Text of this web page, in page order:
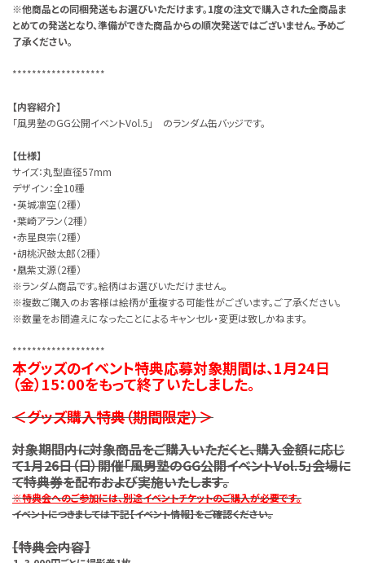
※他商品との同梱発送もお選びいただけます。1度の注文で購入された全商品ま
とめての発送となり、準備ができた商品からの順次発送ではございません。予めご
了承ください。
*******************
【内容紹介】
「風男塾のGG公開イベントVol.5」 のランダム缶バッジです。
【仕様】
サイズ：丸型直径57mm
デザイン：全10種
・英城凛空（2種）
・葉崎アラン（2種）
・赤星良宗（2種）
・胡桃沢鼓太郎（2種）
・凰紫丈源（2種）
※ランダム商品です。絵柄はお選びいただけません。
※複数ご購入のお客様は絵柄が重複する可能性がございます。ご了承ください。
※数量をお間違えになったことによるキャンセル・変更は致しかねます。
*******************
本グッズのイベント特典応募対象期間は、1月24日
（金）15：00をもって終了いたしました。
＜グッズ購入特典（期間限定）＞
対象期間内に対象商品をご購入いただくと、購入金額に応じ
て1月26日（日）開催「風男塾のGG公開イベントVol.5」会場に
て特典券を配布および実施いたします。
※特典会へのご参加には、別途イベントチケットのご購入が必要です。
イベントにつきましては下記【イベント情報】をご確認ください。
【特典会内容】